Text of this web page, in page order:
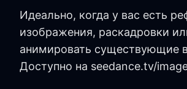
Идеально, когда у вас есть
изображения, раскадровки
анимировать существующие
Доступно на seedance.tv/